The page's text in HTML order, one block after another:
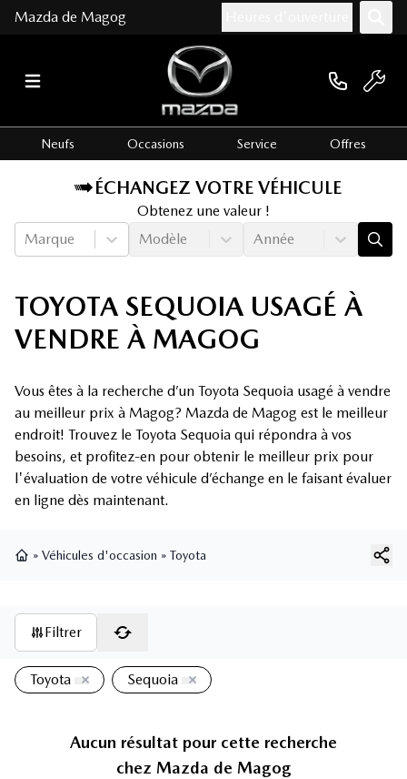
Mazda de Magog
Neufs Occasions Service Offres
ÉCHANGEZ VOTRE VÉHICULE
Obtenez une valeur !
Marque
Modèle Année
TOYOTA SEQUOIA USAGÉ À
VENDRE À MAGOG
Vous êtes à la recherche d’un Toyota Sequoia usagé à vendre
au meilleur prix à Magog? Mazda de Magog est le meilleur
endroit! Trouvez le Toyota Sequoia qui répondra à vos
besoins, et profitez-en pour obtenir le meilleur prix pour
l'évaluation de votre véhicule d’échange en le faisant évaluer
en ligne dès maintenant.
» Véhicules d'occasion » Toyota
Filtrer
Toyota Sequoia
Aucun résultat pour cette recherche
chez Mazda de Magog